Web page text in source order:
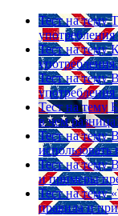
Тест на тему
употребления
Тест на тему
Тест на тему
употребления
Тест на тему
в чем
Тест на тему
использовать
Тест на тему
и примеры
Тест на тему
правила и